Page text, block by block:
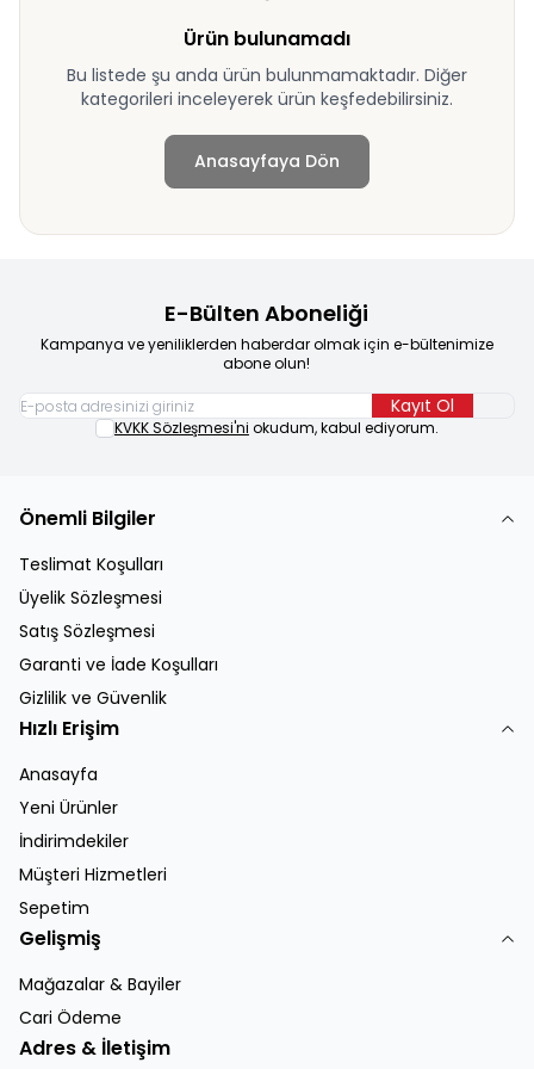
Ürün bulunamadı
Bu listede şu anda ürün bulunmamaktadır. Diğer
kategorileri inceleyerek ürün keşfedebilirsiniz.
Anasayfaya Dön
E-Bülten Aboneliği
Kampanya ve yeniliklerden haberdar olmak için e-bültenimize
abone olun!
Kayıt Ol
KVKK Sözleşmesi'ni okudum, kabul ediyorum.
Önemli Bilgiler
Teslimat Koşulları
Üyelik Sözleşmesi
Satış Sözleşmesi
Garanti ve İade Koşulları
Gizlilik ve Güvenlik
Hızlı Erişim
Anasayfa
Yeni Ürünler
İndirimdekiler
Müşteri Hizmetleri
Sepetim
Gelişmiş
Mağazalar & Bayiler
Cari Ödeme
Adres & İletişim